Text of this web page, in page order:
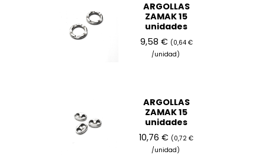
ARGOLLAS
ZAMAK 15
unidades
9,58 € (0,64 €
/unidad)
ARGOLLAS
ZAMAK 15
unidades
10,76 € (0,72 €
/unidad)